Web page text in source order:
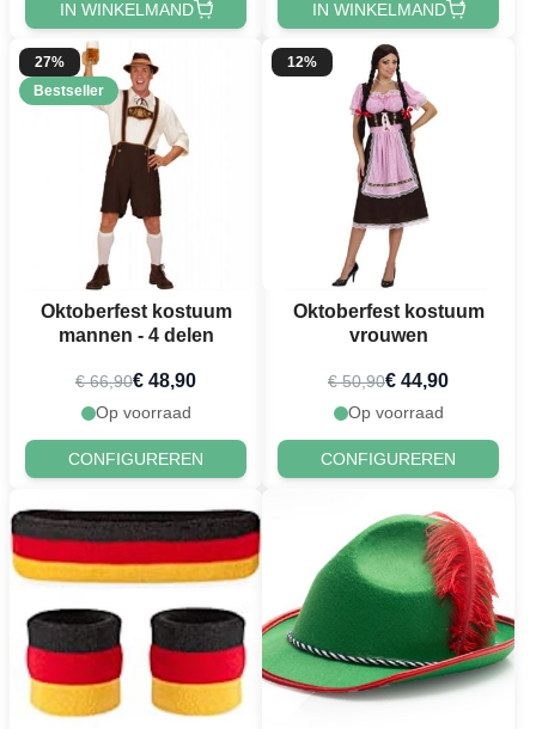
IN WINKELMAND IN WINKELMAND
27%
Bestseller
Oktoberfest kostuum
mannen - 4 delen
€ 66,90€ 48,90
Op voorraad
CONFIGUREREN
12%
Oktoberfest kostuum
vrouwen
€ 50,90€ 44,90
Op voorraad
CONFIGUREREN